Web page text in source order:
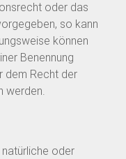
oder das
so kann
können
Benennung
dem Recht der
werden.
oder